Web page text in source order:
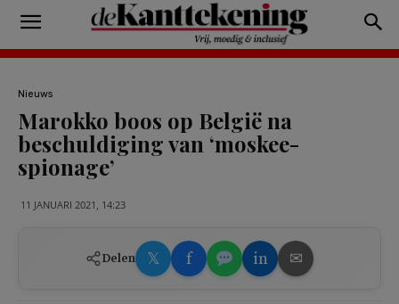
Nieuws
Marokko boos op België na
beschuldiging van ‘moskee-
spionage’
11 JANUARI 2021, 14:23
Delen 𝕏 f in ✉